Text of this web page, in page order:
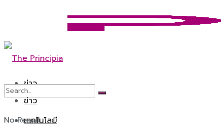
ข่าว
เทคโนโลยี
ข่าว
No Result